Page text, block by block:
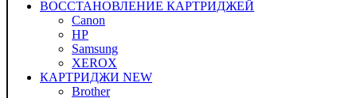
ВОССТАНОВЛЕНИЕ КАРТРИДЖЕЙ
Canon
HP
Samsung
XEROX
КАРТРИДЖИ NEW
Brother